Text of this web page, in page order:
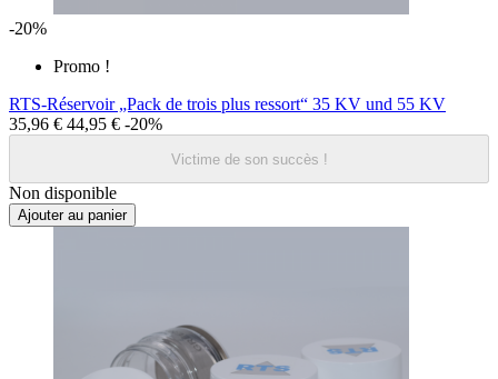
-20%
Promo !
RTS-Réservoir „Pack de trois plus ressort“ 35 KV und 55 KV
35,96 € 44,95 € -20%
Victime de son succès !
Non disponible
Ajouter au panier